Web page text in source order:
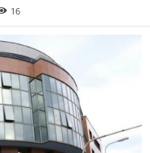
16